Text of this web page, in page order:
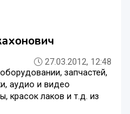
27.03.2012, 12:48
запчастей,
аудио и видео
красок лаков и т.д. из